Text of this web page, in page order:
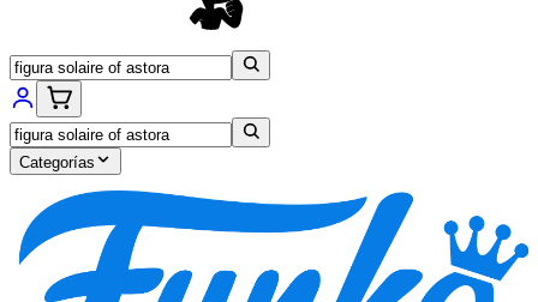
Categorías